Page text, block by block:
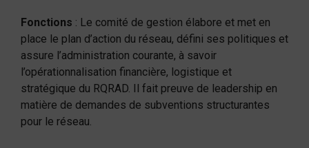
Fonctions : Le comité de gestion élabore et met en
place le plan d’action du réseau, défini ses politiques et
assure l’administration courante, à savoir
l’opérationnalisation financière, logistique et
stratégique du RQRAD. Il fait preuve de leadership en
matière de demandes de subventions structurantes
pour le réseau.